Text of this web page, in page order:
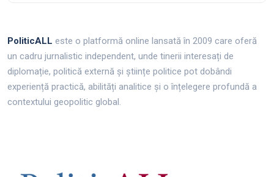
PoliticALL este o platformă online lansată în 2009 care oferă
un cadru jurnalistic independent, unde tinerii interesați de
diplomație, politică externă și științe politice pot dobândi
experiență practică, abilități analitice și o înțelegere profundă a
contextului geopolitic global.